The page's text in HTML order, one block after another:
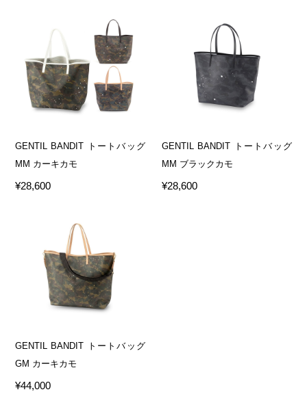
GENTIL BANDIT トートバッグ
MM カーキカモ
¥28,600
GENTIL BANDIT トートバッグ
MM ブラックカモ
¥28,600
GENTIL BANDIT トートバッグ
GM カーキカモ
¥44,000